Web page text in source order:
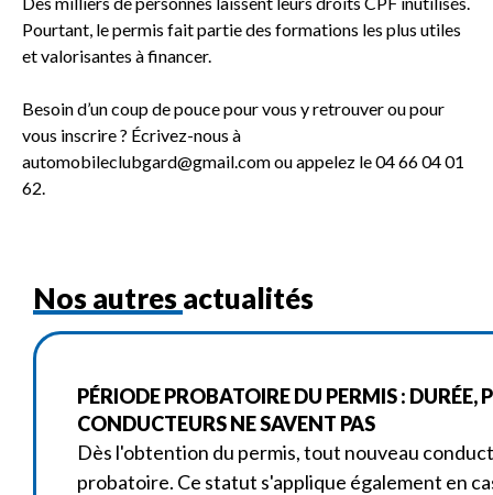
Pourtant, le permis fait partie des formations les plus utiles
et valorisantes à financer.
Besoin d’un coup de pouce pour vous y retrouver ou pour
vous inscrire ? Écrivez-nous à
automobileclubgard@gmail.com ou appelez le 04 66 04 01
62.
Nos autres actualités
PÉRIODE PROBATOIRE DU PERMIS : DURÉE,
CONDUCTEURS NE SAVENT PAS
Dès l'obtention du permis, tout nouveau
probatoire. Ce statut s'applique également en